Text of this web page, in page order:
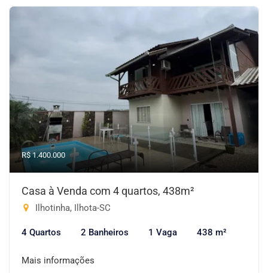
R$ 1.400.000
Casa à Venda com 4 quartos, 438m²
Ilhotinha, Ilhota-SC
4 Quartos 2 Banheiros 1 Vaga 438 m²
Mais informações